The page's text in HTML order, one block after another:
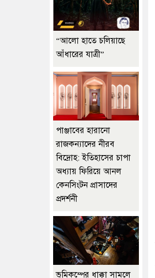
“আলো হাতে চলিয়াছে
আঁধারের যাত্রী”
পাঞ্জাবের হারানো
রাজকন্যাদের নীরব
বিদ্রোহ: ইতিহাসের চাপা
অধ্যায় ফিরিয়ে আনল
কেনসিংটন প্রাসাদের
প্রদর্শনী
ভূমিকম্পের ধাক্কা সামলে